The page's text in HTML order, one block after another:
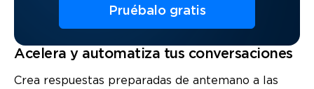
Pruébalo gratis
Acelera y automatiza tus conversaciones
Crea respuestas preparadas de antemano a las